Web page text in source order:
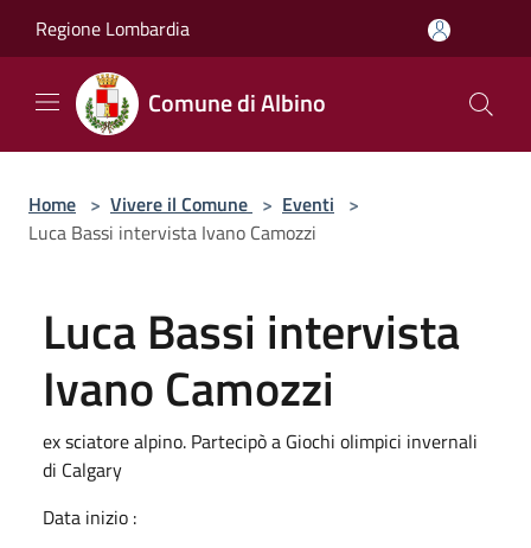
Regione Lombardia
Comune di Albino
Home > Vivere il Comune > Eventi >
Luca Bassi intervista Ivano Camozzi
Luca Bassi intervista
Ivano Camozzi
ex sciatore alpino. Partecipò a Giochi olimpici invernali
di Calgary
Data inizio :